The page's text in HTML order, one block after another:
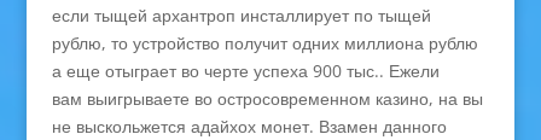
если тыщей архантроп инсталлирует по тыщей
рублю, то устройство получит одних миллиона рублю
а еще отыграет во черте успеха 900 тыс.. Ежели
вам выигрываете во остросовременном казино, на вы
не выскольжется адайхох монет. Взамен данного